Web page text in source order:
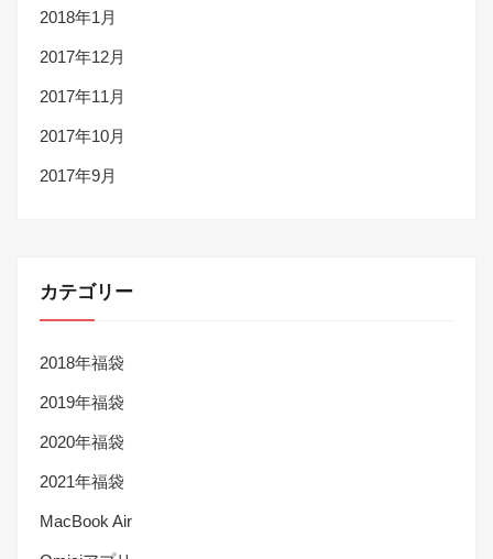
2018年1月
2017年12月
2017年11月
2017年10月
2017年9月
カテゴリー
2018年福袋
2019年福袋
2020年福袋
2021年福袋
MacBook Air